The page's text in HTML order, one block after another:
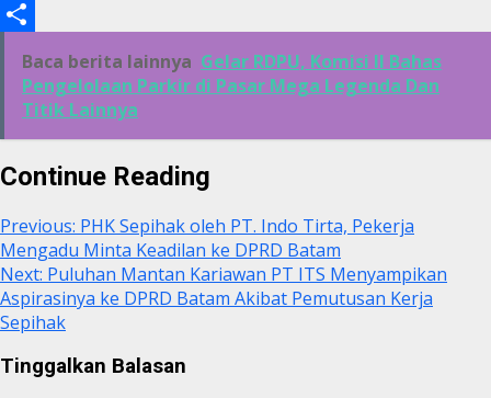
Link
Print
ShareBaca berita lainnya Gelar RDPU, Komisi II Bahas
Pengelolaan Parkir di Pasar Mega Legenda Dan
Titik Lainnya
Continue Reading
Previous: PHK Sepihak oleh PT. Indo Tirta, Pekerja
Mengadu Minta Keadilan ke DPRD Batam
Next: Puluhan Mantan Kariawan PT ITS Menyampikan
Aspirasinya ke DPRD Batam Akibat Pemutusan Kerja
Sepihak
Tinggalkan Balasan